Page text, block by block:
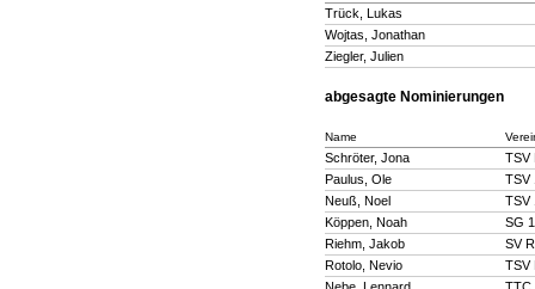
Trück, Lukas
Wojtas, Jonathan
Ziegler, Julien
abgesagte Nominierungen
Name
Schröter, Jona
TSV
Paulus, Ole
TSV
Neuß, Noel
TSV
Köppen, Noah
SG
Riehm, Jakob
SV
Rotolo, Nevio
TSV